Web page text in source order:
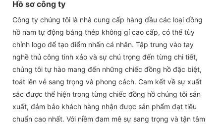
Hồ sơ công ty
Công ty chúng tôi là nhà cung cấp hàng đầu các loại đồng
hồ nam tự động bằng thép không gỉ cao cấp, có thể tùy
chỉnh logo để tạo điểm nhấn cá nhân. Tập trung vào tay
nghề thủ công tinh xảo và sự chú trọng đến từng chi tiết,
chúng tôi tự hào mang đến những chiếc đồng hồ đặc biệt,
toát lên vẻ sang trọng và phong cách. Cam kết về sự xuất
sắc được thể hiện trong từng chiếc đồng hồ chúng tôi sản
xuất, đảm bảo khách hàng nhận được sản phẩm đạt tiêu
chuẩn cao nhất. Với niềm đam mê sự sang trọng và tận tâm